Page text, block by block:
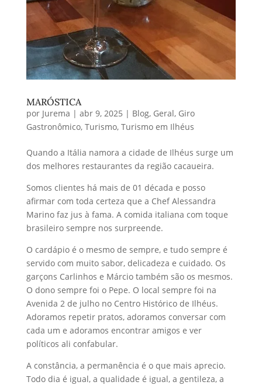
MARÓSTICA
por Jurema | abr 9, 2025 | Blog, Geral, Giro
Gastronômico, Turismo, Turismo em Ilhéus
Quando a Itália namora a cidade de Ilhéus surge um
dos melhores restaurantes da região cacaueira.
Somos clientes há mais de 01 década e posso
afirmar com toda certeza que a Chef Alessandra
Marino faz jus à fama. A comida italiana com toque
brasileiro sempre nos surpreende.
O cardápio é o mesmo de sempre, e tudo sempre é
servido com muito sabor, delicadeza e cuidado. Os
garçons Carlinhos e Márcio também são os mesmos.
O dono sempre foi o Pepe. O local sempre foi na
Avenida 2 de julho no Centro Histórico de Ilhéus.
Adoramos repetir pratos, adoramos conversar com
cada um e adoramos encontrar amigos e ver
políticos ali confabular.
A constância, a permanência é o que mais aprecio.
Todo dia é igual, a qualidade é igual, a gentileza, a